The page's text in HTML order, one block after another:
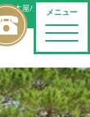
メニュー
toggle
木屋/造園屋をお探